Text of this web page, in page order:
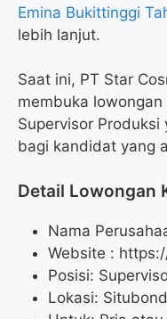
Emina Bukittinggi
lebih lanjut.
Saat ini, PT Star
membuka
Supervisor
bagi kandidat yang
Detail Lowongan
Nama
Website :
Posisi:
Lokasi: